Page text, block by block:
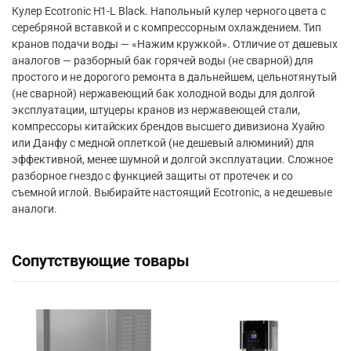
Кулер Ecotronic H1-L Black. Напольный кулер черного цвета с
серебряной вставкой и с компрессорным охлаждением. Тип
кранов подачи воды — «Нажим кружкой». Отличие от дешевых
аналогов — разборный бак горячей воды (не сварной) для
простого и не дорогого ремонта в дальнейшем, цельнотянутый
(не сварной) нержавеющий бак холодной воды для долгой
эксплуатации, штуцеры кранов из нержавеющей стали,
компрессоры китайских брендов высшего дивизиона Хуайю
или Данфу с медной оплеткой (не дешевый алюминий) для
эффективной, менее шумной и долгой эксплуатации. Сложное
разборное гнездо с функцией защиты от протечек и со
съемной иглой. Выбирайте настоящий Ecotronic, а не дешевые
аналоги.
Сопутствующие товары